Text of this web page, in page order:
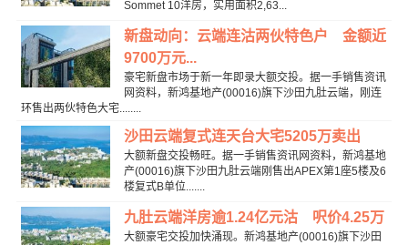
Sommet 10洋房，实用面积2,63...
新盘动向：云端连沽两伙特色户 金额近
9700万元...
豪宅新盘市场于新一年即录大额交投。据一手销售资讯
网资料，新鸿基地产(00016)旗下沙田九肚云端，刚连
环售出两伙特色大宅........
沙田云端复式连天台大宅5205万卖出
大额新盘交投畅旺。据一手销售资讯网资料，新鸿基地
产(00016)旗下沙田九肚云端刚售出APEX第1座5楼及6
楼复式B单位.......
九肚云端洋房逾1.24亿元沽 呎价4.25万
大额豪宅交投加快涌现。新鸿基地产(00016)旗下沙田